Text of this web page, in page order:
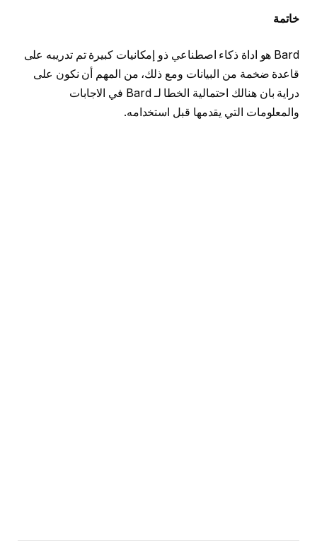
خاتمة
Bard هو اداة ذكاء اصطناعي ذو إمكانيات كبيرة تم تدريبه على
قاعدة ضخمة من البيانات ومع ذلك، من المهم أن نكون على
دراية بان هنالك احتمالية الخطا لـ Bard في الاجابات
والمعلومات التي يقدمها قبل استخدامه.